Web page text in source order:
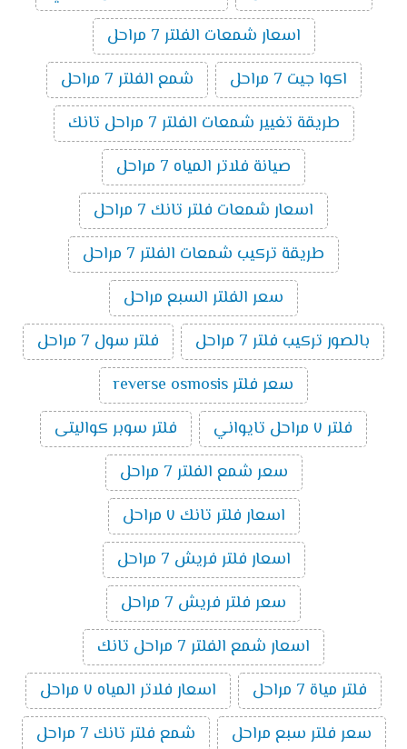
اسعار شمعات الفلتر 7 مراحل
اكوا جيت 7 مراحل
شمع الفلتر 7 مراحل
طريقة تغيير شمعات الفلتر 7 مراحل تانك
صيانة فلاتر المياه 7 مراحل
اسعار شمعات فلتر تانك 7 مراحل
طريقة تركيب شمعات الفلتر 7 مراحل
سعر الفلتر السبع مراحل
بالصور تركيب فلتر 7 مراحل
فلتر سول 7 مراحل
سعر فلتر reverse osmosis
فلتر ٧ مراحل تايواني
فلتر سوبر كواليتى
سعر شمع الفلتر 7 مراحل
اسعار فلتر تانك ٧ مراحل
اسعار فلتر فريش 7 مراحل
سعر فلتر فريش 7 مراحل
اسعار شمع الفلتر 7 مراحل تانك
فلتر مياة 7 مراحل
اسعار فلاتر المياه ٧ مراحل
سعر فلتر سبع مراحل
شمع فلتر تانك 7 مراحل